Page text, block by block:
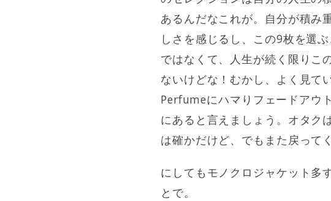
あるんだなこれが。自分が積み
しさを感じるし、この9枚を選
ではなくて、人生が続く限りこ
ないけどな！むかし、よく見て
Perfumeにハマりフェードアウ
にあると言えましょう。オタク
は確かだけど、でもまた戻って
にしてもモノクロジャケット多
とで。